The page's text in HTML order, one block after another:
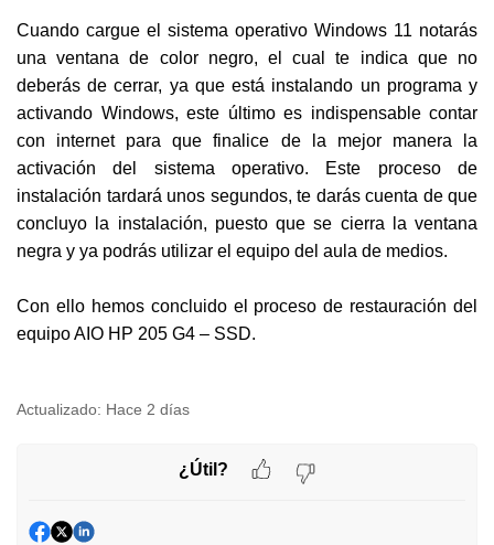
Cuando cargue el sistema operativo Windows 11 notarás
una ventana de color negro, el cual te indica que no
deberás de cerrar, ya que está instalando un programa y
activando Windows, este último es indispensable contar
con internet para que finalice de la mejor manera la
activación del sistema operativo. Este proceso de
instalación tardará unos segundos, te darás cuenta de que
concluyo la instalación, puesto que se cierra la ventana
negra y ya podrás utilizar el equipo del aula de medios.
Con ello hemos concluido el proceso de restauración del
equipo AIO HP 205 G4 – SSD.
Actualizado: Hace 2 días
¿Útil?